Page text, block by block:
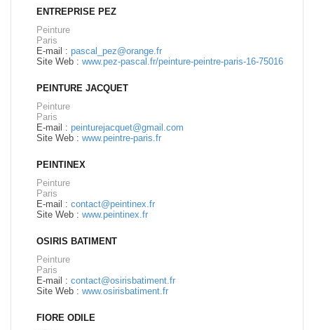
ENTREPRISE PEZ
Peinture
Paris
E-mail : pascal_pez@orange.fr
Site Web : www.pez-pascal.fr/peinture-peintre-paris-16-75016
PEINTURE JACQUET
Peinture
Paris
E-mail : peinturejacquet@gmail.com
Site Web : www.peintre-paris.fr
PEINTINEX
Peinture
Paris
E-mail : contact@peintinex.fr
Site Web : www.peintinex.fr
OSIRIS BATIMENT
Peinture
Paris
E-mail : contact@osirisbatiment.fr
Site Web : www.osirisbatiment.fr
FIORE ODILE